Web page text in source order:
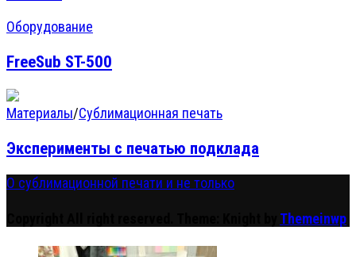
Оборудование
FreeSub ST-500
Материалы/Сублимационная печать
Эксперименты с печатью подклада
О сублимационной печати и не только
Themeinwp